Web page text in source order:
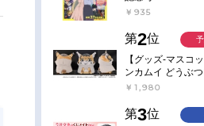
￥935
第2位
【グッズ-マスコ
ンカムイ どうぶ
コット 4.尾形百之
￥1,980
第3位